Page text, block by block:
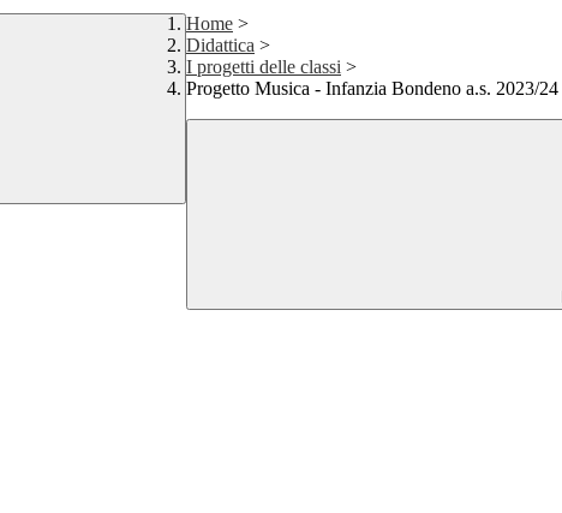
Home >
Didattica >
I progetti delle classi >
Progetto Musica - Infanzia Bondeno a.s. 2023/24